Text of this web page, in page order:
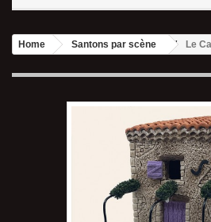
Home Santons par scène Le